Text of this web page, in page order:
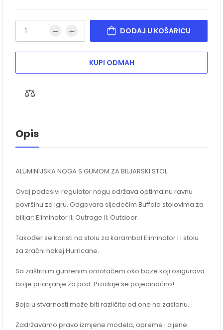
DODAJ U KOŠARICU
KUPI ODMAH
Opis
ALUMINIJSKA NOGA S GUMOM ZA BILJARSKI STOL
Ovaj podesivi regulator nogu održava optimalnu ravnu
površinu za igru. Odgovara sljedećim Buffalo stolovima za
bilijar: Eliminator II; Outrage II; Outdoor.
Također se koristi na stolu za karambol Eliminator I i stolu
za zračni hokej Hurricane.
Sa zaštitnim gumenim omotačem oko baze koji osigurava
bolje prianjanje za pod. Prodaje se pojedinačno!
Boja u stvarnosti može biti različita od one na zaslonu.
Zadržavamo pravo izmjene modela, opreme i cijene.